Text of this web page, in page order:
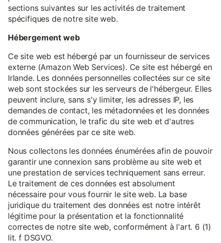
sections suivantes sur les activités de traitement
spécifiques de notre site web.
Hébergement web
Ce site web est hébergé par un fournisseur de services
externe (Amazon Web Services). Ce site est hébergé en
Irlande. Les données personnelles collectées sur ce site
web sont stockées sur les serveurs de l'hébergeur. Elles
peuvent inclure, sans s'y limiter, les adresses IP, les
demandes de contact, les métadonnées et les données
de communication, le trafic du site web et d'autres
données générées par ce site web.
Nous collectons les données énumérées afin de pouvoir
garantir une connexion sans problème au site web et
une prestation de services techniquement sans erreur.
Le traitement de ces données est absolument
nécessaire pour vous fournir le site web. La base
juridique du traitement des données est notre intérêt
légitime pour la présentation et la fonctionnalité
correctes de notre site web, conformément à l'art. 6 (1)
lit. f DSGVO.